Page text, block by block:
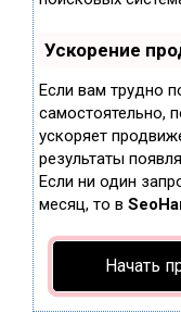
Ускорение
Если вам трудно
самостоятельно,
ускоряет
результаты
Если ни один
месяц, то в
Начать